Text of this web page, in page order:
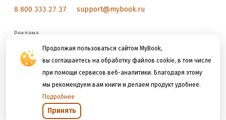
Продолжая пользоваться сайтом MyBook,
вы соглашаетесь на обработку файлов cookie, в том числе
при помощи сервисов веб-аналитики. Благодаря этому
мы рекомендуем вам книги и делаем продукт удобнее.
Подробнее
Принять
8 800 333 27 37 support@mybook.ru
Реклама
reklama@litres.ru
Мы принимаем к оплате
Открыть в приложении